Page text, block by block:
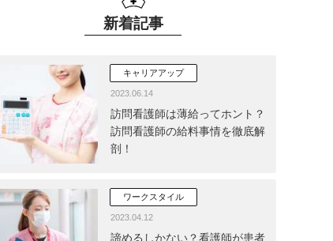
新着記事
訪問看護師は薄給ってホント？
訪問看護師の給料事情を徹底解
剖！
2023.06.14
キャリアアップ
諦めるしかない？看護師が患者
2023.04.12
ワークスタイル